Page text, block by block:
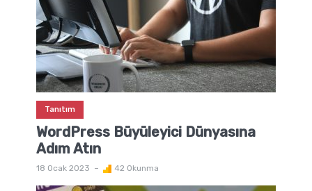
Tanıtım
WordPress Büyüleyici Dünyasına
Adım Atın
18 Ocak 2023 42 Okunma